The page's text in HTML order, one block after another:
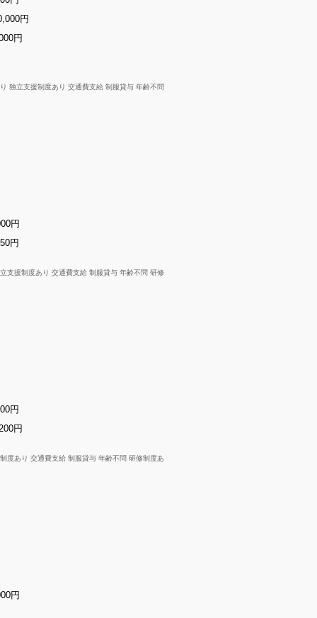
円
円
独立支援制度あり 交通費支給 制服貸与 年齢不問
円
円
支援制度あり 交通費支給 制服貸与 年齢不問 研修
円
円
度あり 交通費支給 制服貸与 年齢不問 研修制度あ
円